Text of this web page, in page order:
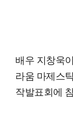
배우 지창욱
라움 마제스
작발표회에